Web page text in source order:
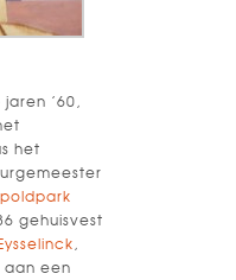
’60,
het
gehuisvest
aan een